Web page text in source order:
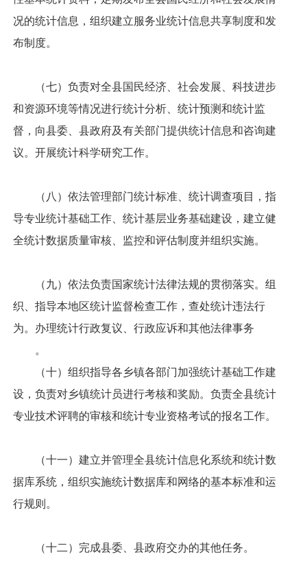
况的统计信息，组织建立服务业统计信息共享制度和发
布制度。
（七）负责对全县国民经济、社会发展、科技进步
和资源环境等情况进行统计分析、统计预测和统计监
督，向县委、县政府及有关部门提供统计信息和咨询建
议。开展统计科学研究工作。
（八）依法管理部门统计标准、统计调查项目，指
导专业统计基础工作、统计基层业务基础建设，建立健
全统计数据质量审核、监控和评估制度并组织实施。
（九）依法负责国家统计法律法规的贯彻落实。组
织、指导本地区统计监督检查工作，查处统计违法行
为。办理统计行政复议、行政应诉和其他法律事务
。
（十）组织指导各乡镇各部门加强统计基础工作建
设，负责对乡镇统计员进行考核和奖励。负责全县统计
专业技术评聘的审核和统计专业资格考试的报名工作。
（十一）建立并管理全县统计信息化系统和统计数
据库系统，组织实施统计数据库和网络的基本标准和运
行规则。
（十二）完成县委、县政府交办的其他任务。